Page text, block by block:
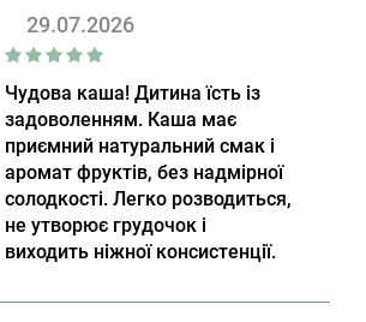
29.07.2026
Чудова каша! Дитина їсть із
задоволенням. Каша має
приємний натуральний смак і
аромат фруктів, без надмірної
солодкості. Легко розводиться,
не утворює грудочок і
виходить ніжної консистенції.